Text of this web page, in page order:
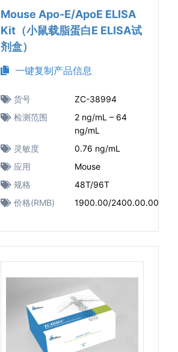
Mouse Apo-E/ApoE ELISA
Kit（小鼠载脂蛋白E ELISA试
剂盒）
一键复制产品信息
货号
ZC-38994
检测范围
2 ng/mL – 64
ng/mL
灵敏度
0.76 ng/mL
应用
Mouse
规格
48T/96T
价格(RMB)
1900.00/2400.00.00